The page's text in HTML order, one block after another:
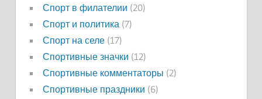
Спорт в филателии (20)
Спорт и политика(7)
Спорт на селе(17)
Спортивные значки (12)
Спортивные комментаторы (2)
Спортивные праздники (6)